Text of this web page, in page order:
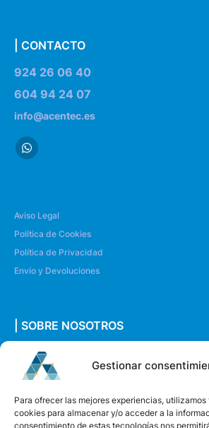
Gestionar
Para ofrecer las mejores experiencias,
cookies para almacenar y/o acceder a la
consentimiento de estas tecnologías nos
| CONTACTO
924 26 06 40
604 94 24 07
info@acentec.es
Aviso Legal
Política de Cookies
Política de Privacidad
Envío y Devoluciones
| SOBRE NOSOTROS
Quiénes somos
Envíanos un mensaje